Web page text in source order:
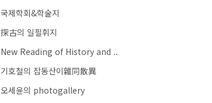
국제학회&학술지
探古의 일필휘지
New Reading of History and ..
기호철의 잡동산이雜同散異
오세윤의 photogallery